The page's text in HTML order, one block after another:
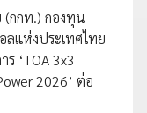
(กกท.) กองทุน
แห่งประเทศไทย
‘TOA 3x3
2026’ ต่อ